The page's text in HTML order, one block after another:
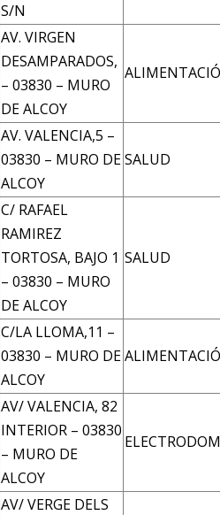
S/N
AV. VIRGEN
DESAMPARADOS,
– 03830 – MURO
DE ALCOY
AV. VALENCIA,5 –
03830 – MURO DE
ALCOY
SALUD
C/ RAFAEL
RAMIREZ
TORTOSA, BAJO 1
– 03830 – MURO
DE ALCOY
SALUD
C/LA LLOMA,11 –
03830 – MURO DE
ALCOY
AV/ VALENCIA, 82
INTERIOR – 03830
– MURO DE
ALCOY
AV/ VERGE DELS